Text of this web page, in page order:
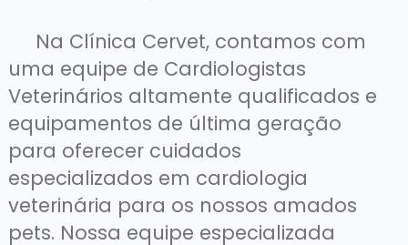
Na Clínica Cervet, contamos com
uma equipe de Cardiologistas
Veterinários altamente qualificados e
equipamentos de última geração
para oferecer cuidados
especializados em cardiologia
veterinária para os nossos amados
pets. Nossa equipe especializada